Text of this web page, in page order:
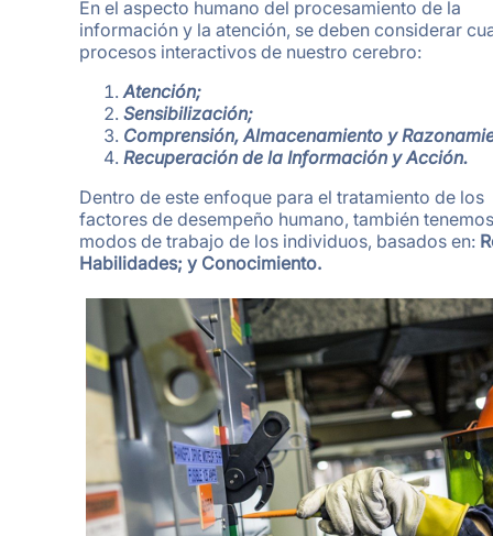
En el aspecto humano del procesamiento de la
información y la atención, se deben considerar
procesos interactivos de nuestro cerebro:
Atención;
Sensibilización;
Comprensión, Almacenamiento y
Recuperación de la Información y Acción.
Dentro de este enfoque para el tratamiento de los
factores de desempeño humano, también
modos de trabajo de los individuos, basados en:
Habilidades; y Conocimiento.